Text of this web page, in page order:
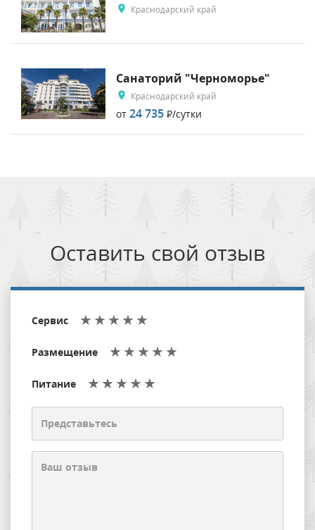
Краснодарский край
Санаторий "Черноморье"
Краснодарский край
от 24 735 Р/сутки
Оставить свой отзыв
Сервис
Размещение
Питание